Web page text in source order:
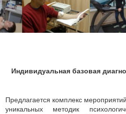
Индивидуальная базовая
Предлагается комплекс
уникальных методик